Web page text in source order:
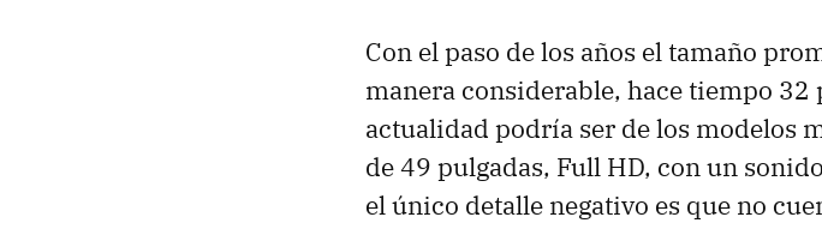
Con el paso de los años el tamaño
manera considerable, hace tiempo 32
actualidad podría ser de los modelos
de 49 pulgadas, Full HD, con un
el único detalle negativo es que no